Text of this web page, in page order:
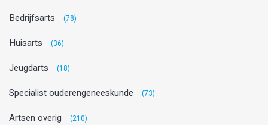
Bedrijfsarts (78)
Huisarts (36)
Jeugdarts (18)
Specialist ouderengeneeskunde (73)
Artsen overig (210)